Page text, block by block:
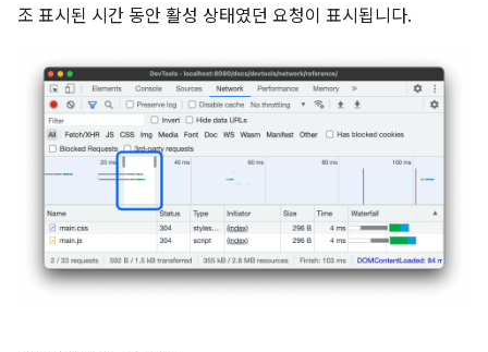
조 표시된 시간 동안 활성 상태였던 요청이 표시됩니다.